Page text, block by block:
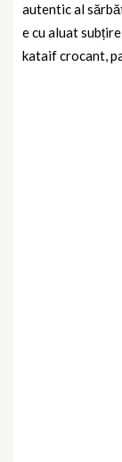
autentic al
e cu aluat
kataif crocant,